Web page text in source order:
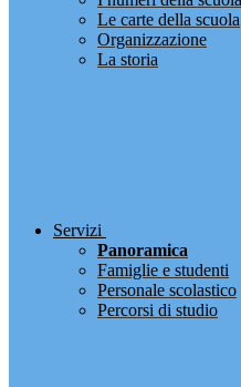
Le carte della scuola
Organizzazione
La storia
Servizi
Panoramica
Famiglie e studenti
Personale scolastico
Percorsi di studio